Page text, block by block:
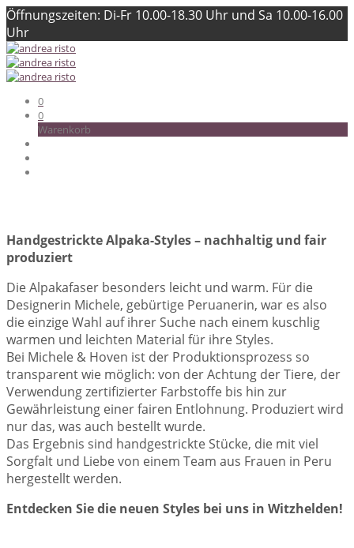
Öffnungszeiten: Di-Fr 10.00-18.30 Uhr und Sa 10.00-16.00
Uhr
0
0
Warenkorb
Handgestrickte Alpaka-Styles – nachhaltig und fair
produziert
Die Alpakafaser besonders leicht und warm. Für die
Designerin Michele, gebürtige Peruanerin, war es also
die einzige Wahl auf ihrer Suche nach einem kuschlig
warmen und leichten Material für ihre Styles.
Bei Michele & Hoven ist der Produktionsprozess so
transparent wie möglich: von der Achtung der Tiere, der
Verwendung zertifizierter Farbstoffe bis hin zur
Gewährleistung einer fairen Entlohnung. Produziert wird
nur das, was auch bestellt wurde.
Das Ergebnis sind handgestrickte Stücke, die mit viel
Sorgfalt und Liebe von einem Team aus Frauen in Peru
hergestellt werden.
Entdecken Sie die neuen Styles bei uns in Witzhelden!